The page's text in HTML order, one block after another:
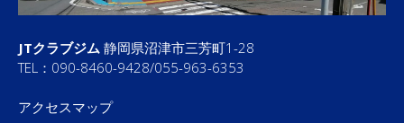
JTクラブジム 静岡県沼津市三芳町1-28
TEL：090-8460-9428/055-963-6353
アクセスマップ